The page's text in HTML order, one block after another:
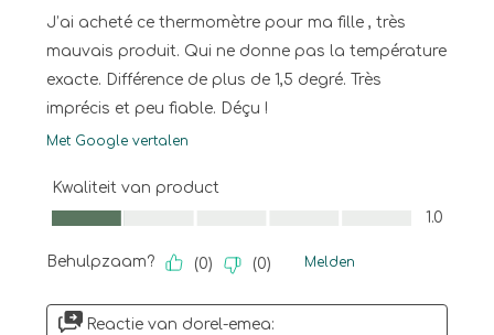
J’ai acheté ce thermomètre pour ma fille , très
mauvais produit. Qui ne donne pas la température
exacte. Différence de plus de 1,5 degré. Très
imprécis et peu fiable. Déçu !
Met Google vertalen
Kwaliteit van product
Kwaliteit van product, 1.0 van 5
1.0
Behulpzaam? (0) (0) Melden
Reactie van dorel-emea: